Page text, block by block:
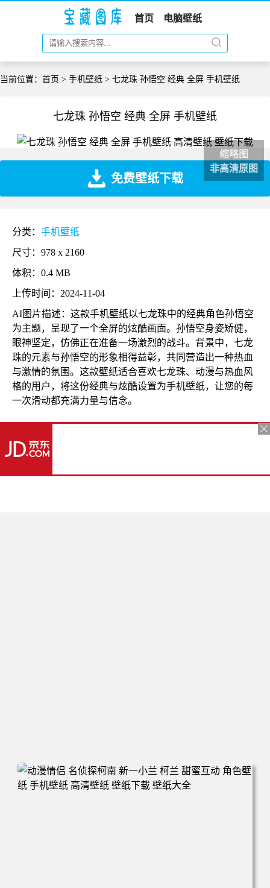
首页 电脑壁纸
当前位置： 首页 > 手机壁纸 > 七龙珠 孙悟空 经典 全屏 手机壁纸
七龙珠 孙悟空 经典 全屏 手机壁纸
缩略图
非高清原图
免费壁纸下载
分类： 手机壁纸
尺寸：978 x 2160
体积：0.4 MB
上传时间：2024-11-04
AI图片描述：这款手机壁纸以七龙珠中的经典角色孙悟空
为主题，呈现了一个全屏的炫酷画面。孙悟空身姿矫健，
眼神坚定，仿佛正在准备一场激烈的战斗。背景中，七龙
珠的元素与孙悟空的形象相得益彰，共同营造出一种热血
与激情的氛围。这款壁纸适合喜欢七龙珠、动漫与热血风
格的用户，将这份经典与炫酷设置为手机壁纸，让您的每
一次滑动都充满力量与信念。
更多推荐